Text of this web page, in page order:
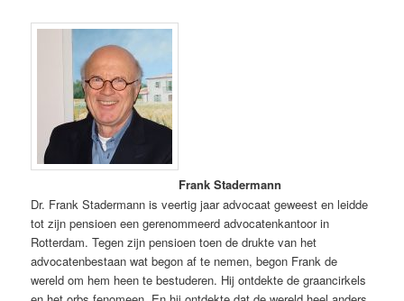
Frank Stadermann
Dr. Frank Stadermann is veertig jaar advocaat geweest en leidde
tot zijn pensioen een gerenommeerd advocatenkantoor in
Rotterdam. Tegen zijn pensioen toen de drukte van het
advocatenbestaan wat begon af te nemen, begon Frank de
wereld om hem heen te bestuderen. Hij ontdekte de graancirkels